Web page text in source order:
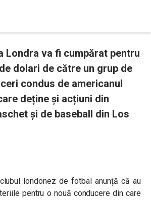
Londra va fi cumpărat pentru
dolari de către un grup de
condus de americanul
deține și acțiuni din
și de baseball din Los
londonez de fotbal anunță că au
pentru o nouă conducere din care